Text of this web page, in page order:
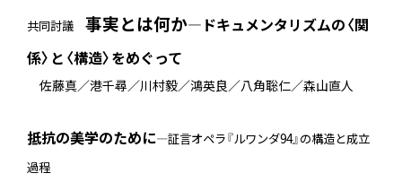
共同討議 事実とは何か―ドキュメンタリズムの〈関
係〉と〈構造〉をめぐって
佐藤真／港千尋／川村毅／鴻英良／八角聡仁／森山直人
抵抗の美学のために―証言オペラ『ルワンダ94』の構造と成立
過程